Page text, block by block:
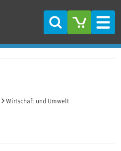
Suche
Wirtschaft und Umwelt